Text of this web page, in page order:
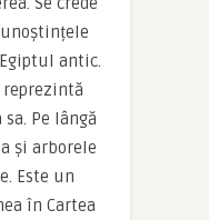
antic.
Pe lângă
și arborele
Este un
în Cartea